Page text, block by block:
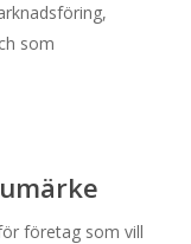
som
företag som vill